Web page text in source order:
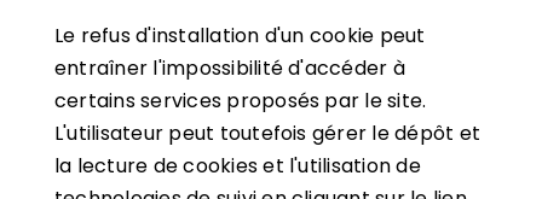
Le refus d'installation d'un cookie peut
entraîner l'impossibilité d'accéder à
certains services proposés par le site.
L'utilisateur peut toutefois gérer le dépôt et
la lecture de cookies et l'utilisation de